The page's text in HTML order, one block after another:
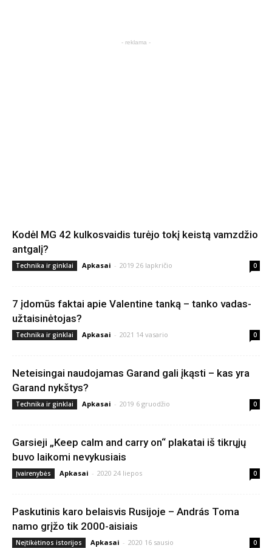
- reklama -
Kodėl MG 42 kulkosvaidis turėjo tokį keistą vamzdžio
antgalį?
Technika ir ginklai Apkasai - 2019 26 lapkričio 0
7 įdomūs faktai apie Valentine tanką – tanko vadas-
užtaisinėtojas?
Technika ir ginklai Apkasai - 2021 14 vasario 0
Neteisingai naudojamas Garand gali įkąsti – kas yra
Garand nykštys?
Technika ir ginklai Apkasai - 2019 6 gruodžio 0
Garsieji „Keep calm and carry on“ plakatai iš tikrųjų
buvo laikomi nevykusiais
Įvairenybės Apkasai - 2020 24 liepos 0
Paskutinis karo belaisvis Rusijoje – András Toma
namo grįžo tik 2000-aisiais
Neįtikėtinos istorijos Apkasai - 2020 16 sausio 0